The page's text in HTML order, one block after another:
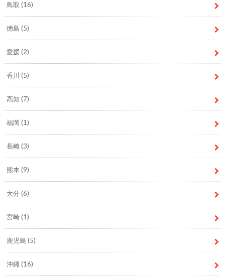
鳥取 (16)
徳島 (5)
愛媛(2)
香川 (5)
高知 (7)
福岡 (1)
長崎(3)
熊本 (9)
大分 (6)
宮崎(1)
鹿児島 (5)
沖縄 (16)